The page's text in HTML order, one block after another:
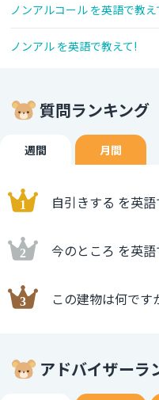
ノンアルコール を英語で教え
ノンアル を英語で教えて!
質問ランキング
週間 月間
自引きする を英
今のところ を英
この建物は何で
アドバイザーラ